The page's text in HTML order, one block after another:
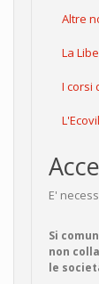
Altre
La
I corsi
E'
Si
non
le